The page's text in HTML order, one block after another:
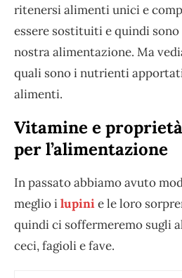
ritenersi alimenti unici e
essere sostituiti e quindi
nostra alimentazione. Ma
quali sono i nutrienti
alimenti.
Vitamine e
per l’alimentazione
In passato abbiamo avuto
meglio ilupinie le loro
quindi ci soffermeremo sugli
ceci, fagioli e fave.